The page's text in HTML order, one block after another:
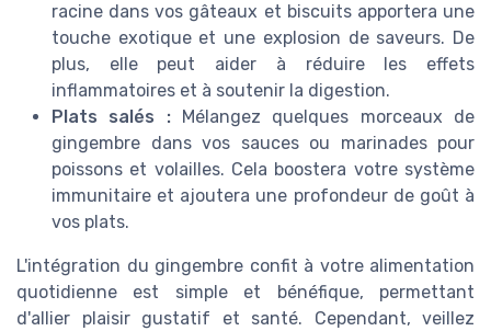
racine dans vos gâteaux et biscuits apportera une
touche exotique et une explosion de saveurs. De
plus, elle peut aider à réduire les effets
inflammatoires et à soutenir la digestion.
Plats salés :Mélangez quelques morceaux de
gingembre dans vos sauces ou marinades pour
poissons et volailles. Cela boostera votre système
immunitaire et ajoutera une profondeur de goût à
vos plats.
L'intégration du gingembre confit à votre alimentation
quotidienne est simple et bénéfique, permettant
d'allier plaisir gustatif et santé. Cependant, veillez